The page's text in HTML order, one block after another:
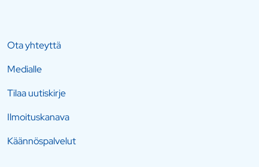
Ota yhteyttä
Medialle
Tilaa uutiskirje
Ilmoituskanava
Käännöspalvelut